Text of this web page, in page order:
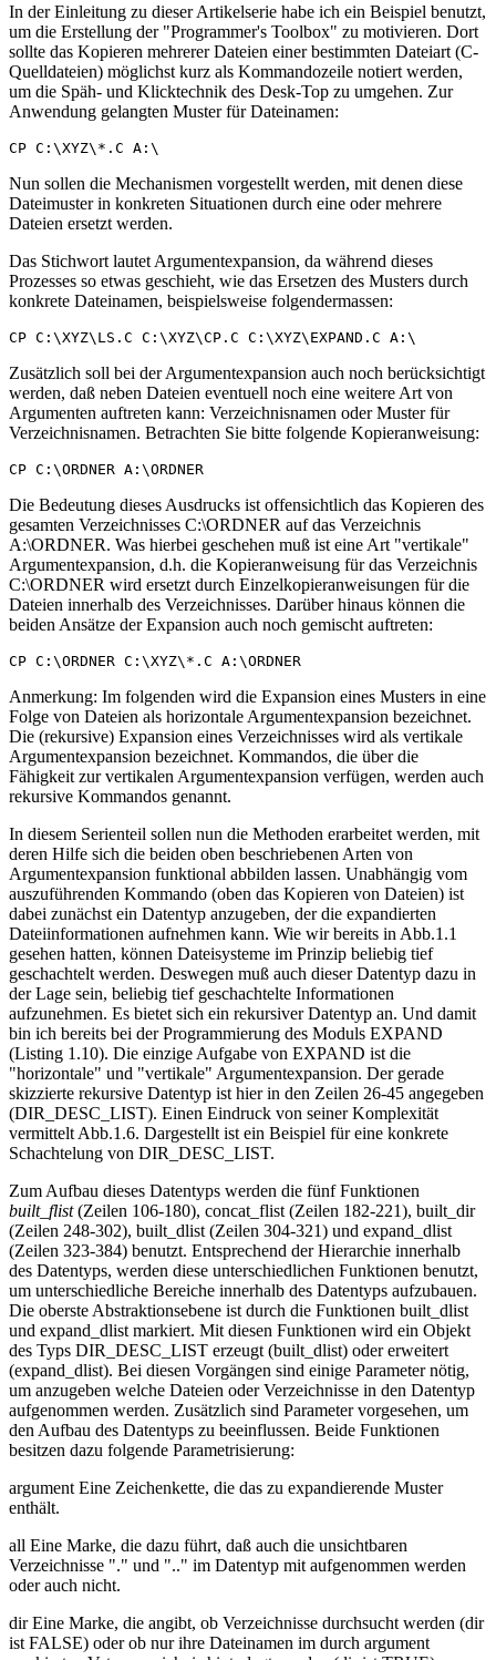
In der Einleitung zu dieser Artikelserie habe ich ein Beispiel benutzt,
um die Erstellung der "Programmer's Toolbox" zu motivieren. Dort
sollte das Kopieren mehrerer Dateien einer bestimmten Dateiart (C-
Quelldateien) möglichst kurz als Kommandozeile notiert werden,
um die Späh- und Klicktechnik des Desk-Top zu umgehen. Zur
Anwendung gelangten Muster für Dateinamen:
Nun sollen die Mechanismen vorgestellt werden, mit denen diese
Dateimuster in konkreten Situationen durch eine oder mehrere
Dateien ersetzt werden.
Das Stichwort lautet Argumentexpansion, da während dieses
Prozesses so etwas geschieht, wie das Ersetzen des Musters durch
konkrete Dateinamen, beispielsweise folgendermassen:
Zusätzlich soll bei der Argumentexpansion auch noch berücksichtigt
werden, daß neben Dateien eventuell noch eine weitere Art von
Argumenten auftreten kann: Verzeichnisnamen oder Muster für
Verzeichnisnamen. Betrachten Sie bitte folgende Kopieranweisung:
Die Bedeutung dieses Ausdrucks ist offensichtlich das Kopieren des
gesamten Verzeichnisses C:\ORDNER auf das Verzeichnis
A:\ORDNER. Was hierbei geschehen muß ist eine Art "vertikale"
Argumentexpansion, d.h. die Kopieranweisung für das Verzeichnis
C:\ORDNER wird ersetzt durch Einzelkopieranweisungen für die
Dateien innerhalb des Verzeichnisses. Darüber hinaus können die
beiden Ansätze der Expansion auch noch gemischt auftreten:
Anmerkung: Im folgenden wird die Expansion eines Musters in eine
Folge von Dateien als horizontale Argumentexpansion bezeichnet.
Die (rekursive) Expansion eines Verzeichnisses wird als vertikale
Argumentexpansion bezeichnet. Kommandos, die über die
Fähigkeit zur vertikalen Argumentexpansion verfügen, werden auch
rekursive Kommandos genannt.
In diesem Serienteil sollen nun die Methoden erarbeitet werden, mit
deren Hilfe sich die beiden oben beschriebenen Arten von
Argumentexpansion funktional abbilden lassen. Unabhängig vom
auszuführenden Kommando (oben das Kopieren von Dateien) ist
dabei zunächst ein Datentyp anzugeben, der die expandierten
Dateiinformationen aufnehmen kann. Wie wir bereits in Abb.1.1
gesehen hatten, können Dateisysteme im Prinzip beliebig tief
geschachtelt werden. Deswegen muß auch dieser Datentyp dazu in
der Lage sein, beliebig tief geschachtelte Informationen
aufzunehmen. Es bietet sich ein rekursiver Datentyp an. Und damit
bin ich bereits bei der Programmierung des Moduls EXPAND
(Listing 1.10). Die einzige Aufgabe von EXPAND ist die
"horizontale" und "vertikale" Argumentexpansion. Der gerade
skizzierte rekursive Datentyp ist hier in den Zeilen 26-45 angegeben
(DIR_DESC_LIST). Einen Eindruck von seiner Komplexität
vermittelt Abb.1.6. Dargestellt ist ein Beispiel für eine konkrete
Schachtelung von DIR_DESC_LIST.
Zum Aufbau dieses Datentyps werden die fünf Funktionen
built_flist(Zeilen 106-180), concat_flist (Zeilen 182-221), built_dir
(Zeilen 248-302), built_dlist (Zeilen 304-321) und expand_dlist
(Zeilen 323-384) benutzt. Entsprechend der Hierarchie innerhalb
des Datentyps, werden diese unterschiedlichen Funktionen benutzt,
um unterschiedliche Bereiche innerhalb des Datentyps aufzubauen.
Die oberste Abstraktionsebene ist durch die Funktionen built_dlist
und expand_dlist markiert. Mit diesen Funktionen wird ein Objekt
des Typs DIR_DESC_LIST erzeugt (built_dlist) oder erweitert
(expand_dlist). Bei diesen Vorgängen sind einige Parameter nötig,
um anzugeben welche Dateien oder Verzeichnisse in den Datentyp
aufgenommen werden. Zusätzlich sind Parameter vorgesehen, um
den Aufbau des Datentyps zu beeinflussen. Beide Funktionen
besitzen dazu folgende Parametrisierung:
argument Eine Zeichenkette, die das zu expandierende Muster
enthält.
all Eine Marke, die dazu führt, daß auch die unsichtbaren
Verzeichnisse "." und ".." im Datentyp mit aufgenommen werden
oder auch nicht.
dir Eine Marke, die angibt, ob Verzeichnisse durchsucht werden (dir
ist FALSE) oder ob nur ihre Dateinamen im durch argument